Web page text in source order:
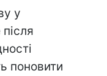
у
поновити